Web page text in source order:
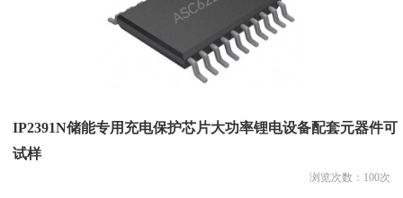
IP2391N储能专用充电保护芯片大功率锂电设备配套元器件可
试样
浏览次数： 100次